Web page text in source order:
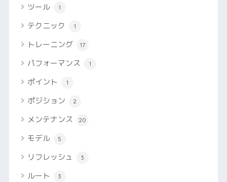
ツール 1
テクニック 1
トレーニング 17
パフォーマンス 1
ポイント 1
ポジション 2
メンテナンス 20
モデル 5
リフレッシュ 3
ルート 3